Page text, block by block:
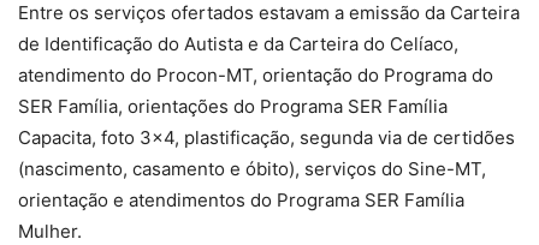
Entre os serviços ofertados estavam a emissão da Carteira
de Identificação do Autista e da Carteira do Celíaco,
atendimento do Procon-MT, orientação do Programa do
SER Família, orientações do Programa SER Família
Capacita, foto 3×4, plastificação, segunda via de certidões
(nascimento, casamento e óbito), serviços do Sine-MT,
orientação e atendimentos do Programa SER Família
Mulher.